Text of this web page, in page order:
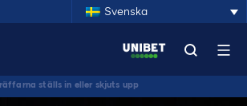
Svenska
ställs in eller skjuts upp